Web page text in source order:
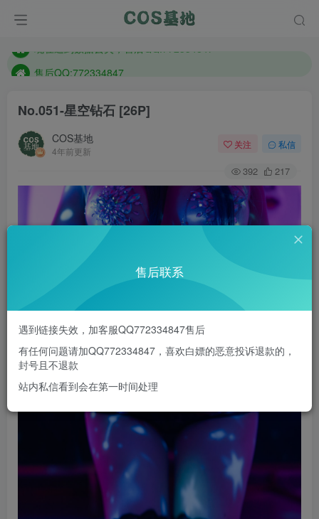
防失联：百度搜索《趣画刊》，实时查看最新站点。
No.051-星空钻石 [26P]
COS基地
4年前更新
关注 私信
392 217
售后联系
遇到链接失效，加客服QQ772334847售后
有任何问题请加QQ772334847，喜欢白嫖的恶意投诉退款的，
封号且不退款
站内私信看到会在第一时间处理